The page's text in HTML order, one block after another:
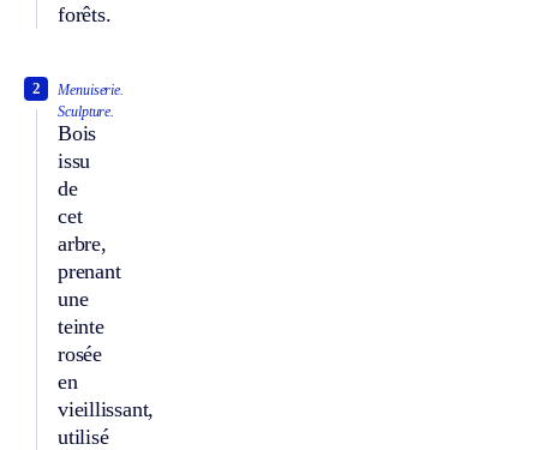
forêts.
Menuiserie.
Sculpture.
Bois
issu
de
cet
arbre,
prenant
une
teinte
rosée
en
vieillissant,
utilisé
2